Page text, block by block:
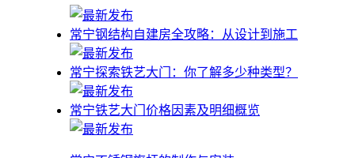
常宁钢结构自建房全攻略：从设计到施工
常宁探索铁艺大门：你了解多少种类型？
常宁铁艺大门价格因素及明细概览